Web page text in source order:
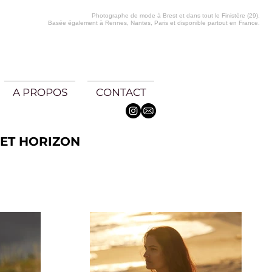
A PROPOS CONTACT
Photographe de mode à Brest et dans tout le Finistère (29).
Basée également à Rennes, Nantes, Paris et disponible partout en France.
HORIZON